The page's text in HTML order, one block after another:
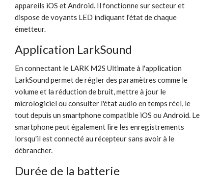
appareils iOS et Android. Il fonctionne sur secteur et
dispose de voyants LED indiquant l'état de chaque
émetteur.
Application LarkSound
En connectant le LARK M2S Ultimate à l'application
LarkSound permet de régler des paramètres comme le
volume et la réduction de bruit, mettre à jour le
micrologiciel ou consulter l'état audio en temps réel, le
tout depuis un smartphone compatible iOS ou Android. Le
smartphone peut également lire les enregistrements
lorsqu'il est connecté au récepteur sans avoir à le
débrancher.
Durée de la batterie